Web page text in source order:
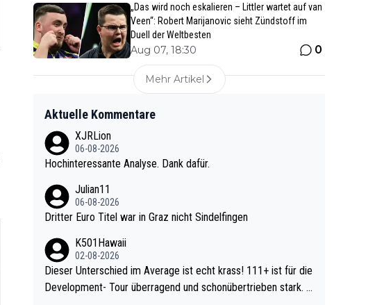
„Das wird noch eskalieren – Littler wartet auf van
Veen“: Robert Marijanovic sieht Zündstoff im
Duell der Weltbesten
Aug 07, 18:30 0
Mehr Artikel
Aktuelle Kommentare
XJRLion
06-08-2026
Hochinteressante Analyse. Dank dafür.
Julian11
06-08-2026
Dritter Euro Titel war in Graz nicht Sindelfingen
K501Hawaii
02-08-2026
Dieser Unterschied im Average ist echt krass! 111+ ist für die
Development- Tour überragend und schonübertrieben stark. U